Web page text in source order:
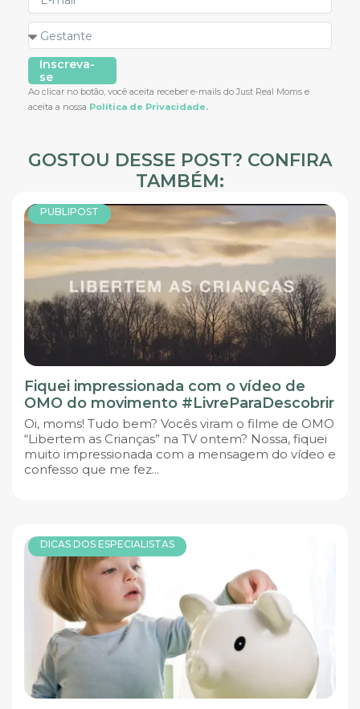
Inscreva-
se
Ao clicar no botão, você aceita receber e-mails do Just Real Moms e
aceita a nossa Política de Privacidade.
GOSTOU DESSE POST? CONFIRA
TAMBÉM:
PUBLIPOST
Fiquei impressionada com o vídeo de
OMO do movimento #LivreParaDescobrir
Oi, moms! Tudo bem? Vocês viram o filme de OMO
“Libertem as Crianças” na TV ontem? Nossa, fiquei
muito impressionada com a mensagem do vídeo e
confesso que me fez...
DICAS DOS ESPECIALISTAS